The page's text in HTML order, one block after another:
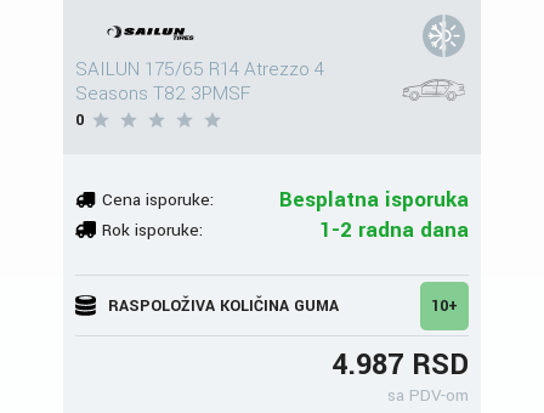
SAILUN 175/65 R14 Atrezzo 4
Seasons T82 3PMSF
0
Cena isporuke: Besplatna isporuka
Rok isporuke: 1-2 radna dana
RASPOLOŽIVA KOLIČINA GUMA 10+
4.987 RSD
sa PDV-om